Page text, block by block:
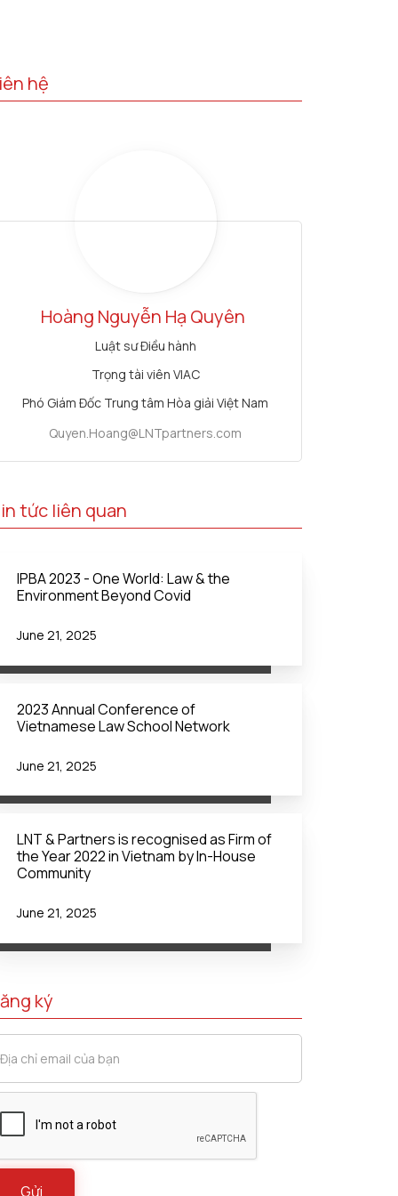
hệ
Hoàng Nguyễn Hạ Quyên
Luật sư Điều hành
Trọng tài viên VIAC
Phó Giám Đốc Trung tâm Hòa giải Việt Nam
Quyen.Hoang@LNTpartners.com
tức liên quan
IPBA 2023 - One World: Law & the
Environment Beyond Covid
June 21, 2025
2023 Annual Conference of
Vietnamese Law School Network
June 21, 2025
LNT & Partners is recognised as Firm of
the Year 2022 in Vietnam by In-House
Community
June 21, 2025
ký